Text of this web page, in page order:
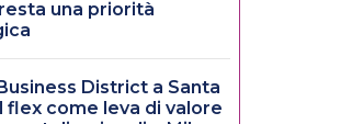
una priorità
District a Santa
flex come leva di valore